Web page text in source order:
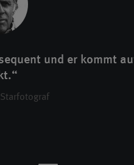
und er kommt